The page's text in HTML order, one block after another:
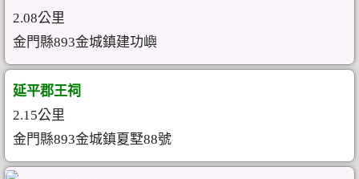
2.08公里
金門縣893金城鎮建功嶼
延平郡王祠
2.15公里
金門縣893金城鎮夏墅88號